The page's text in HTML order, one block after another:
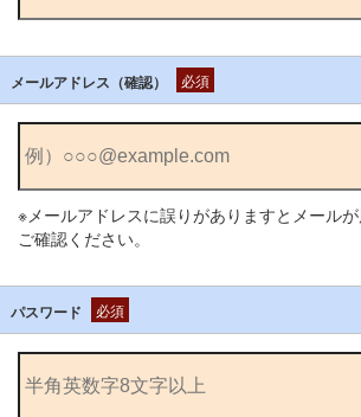
メールアドレス（確認） 必須
※メールアドレスに誤りがありますとメール
ご確認ください。
パスワード 必須